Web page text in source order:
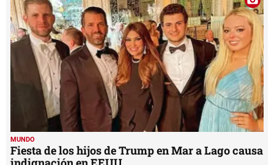
MUNDO
Fiesta de los hijos de Trump en Mar a Lago causa